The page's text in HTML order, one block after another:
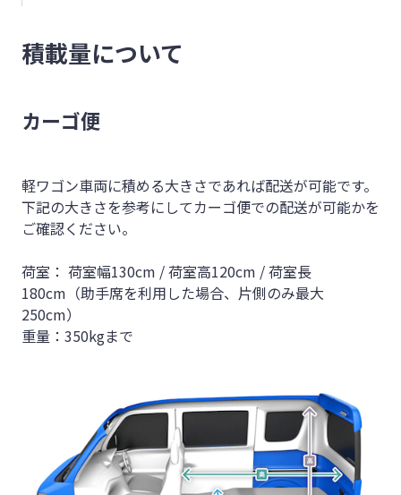
積載量について
カーゴ便
軽ワゴン車両に積める大きさであれば配送が可能です。
下記の大きさを参考にしてカーゴ便での配送が可能かを
ご確認ください。
荷室： 荷室幅130cm / 荷室高120cm / 荷室長
180cm（助手席を利用した場合、片側のみ最大
250cm）
重量：350kgまで